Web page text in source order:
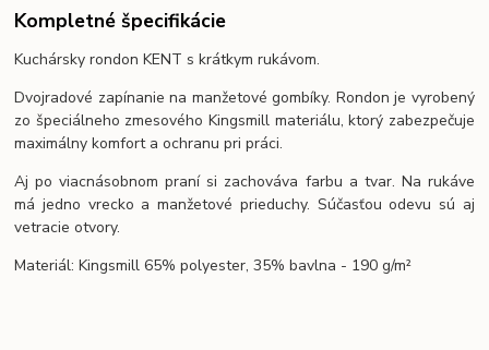
Kompletné špecifikácie
Kuchársky rondon KENT s krátkym rukávom.
Dvojradové zapínanie na manžetové gombíky. Rondon je vyrobený
zo špeciálneho zmesového Kingsmill materiálu, ktorý zabezpečuje
maximálny komfort a ochranu pri práci.
Aj po viacnásobnom praní si zachováva farbu a tvar. Na rukáve
má jedno vrecko a manžetové prieduchy. Súčasťou odevu sú aj
vetracie otvory.
Materiál: Kingsmill 65% polyester, 35% bavlna - 190 g/m²